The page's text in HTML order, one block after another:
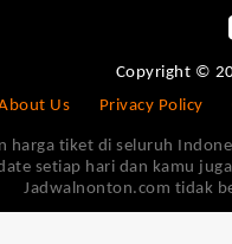
Copyright ©
Us
Privacy Policy
tiket di seluruh
setiap hari dan kamu
Jadwalnonton.com tidak